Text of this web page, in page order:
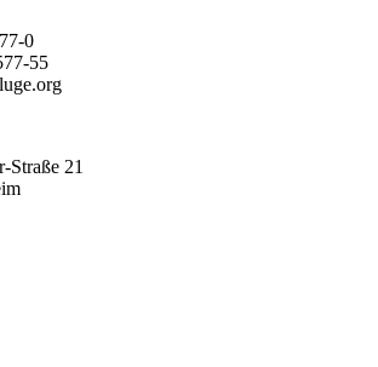
0
55
Straße 21